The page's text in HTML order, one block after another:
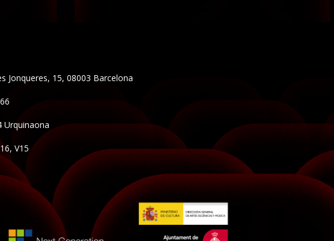
Jonqueres, 15, 08003 Barcelona
Urquinaona
V15